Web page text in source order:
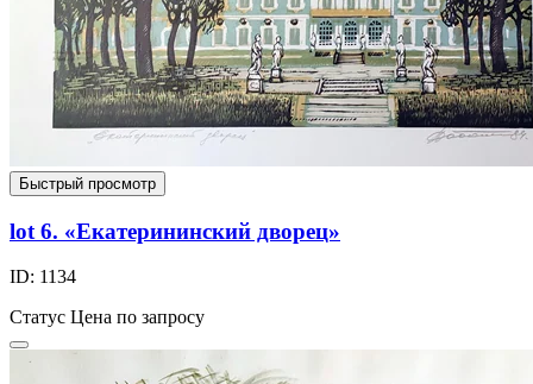
Быстрый просмотр
lot 6. «Екатерининский дворец»
ID: 1134
Статус Цена по запросу